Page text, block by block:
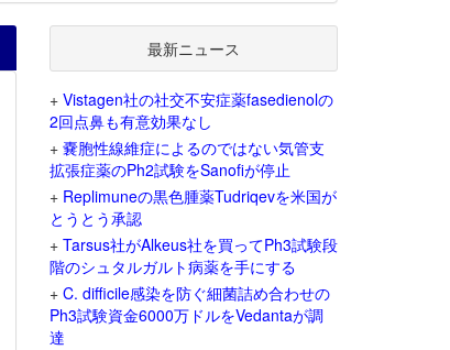
最新ニュース
+ Vistagen社の社交不安症薬fasedienolの
2回点鼻も有意効果なし
+ 嚢胞性線維症によるのではない気管支
拡張症薬のPh2試験をSanofiが停止
+ Replimuneの黒色腫薬Tudriqevを米国が
とうとう承認
+ Tarsus社がAlkeus社を買ってPh3試験段
階のシュタルガルト病薬を手にする
+ C. difficile感染を防ぐ細菌詰め合わせの
Ph3試験資金6000万ドルをVedantaが調
達